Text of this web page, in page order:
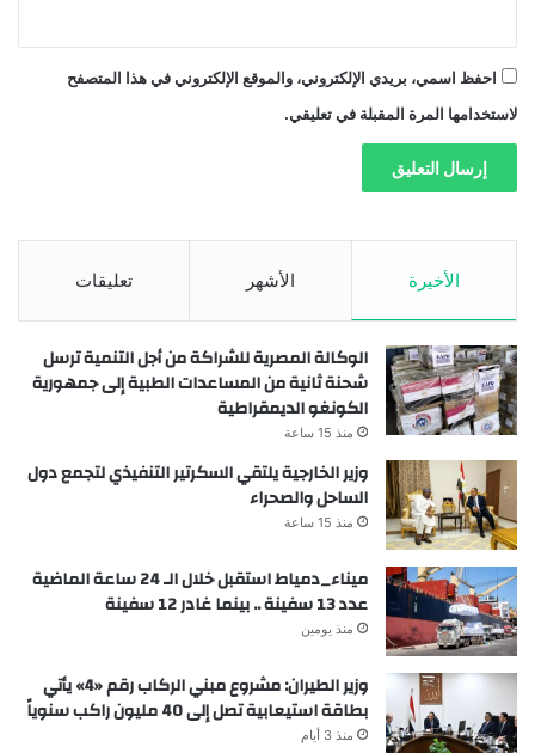
احفظ اسمي، بريدي الإلكتروني، والموقع الإلكتروني في هذا المتصفح
لاستخدامها المرة المقبلة في تعليقي.
الأخيرة الأشهر تعليقات
الوكالة المصرية للشراكة من أجل التنمية ترسل
شحنة ثانية من المساعدات الطبية إلى جمهورية
الكونغو الديمقراطية
منذ 15 ساعة
وزير الخارجية يلتقي السكرتير التنفيذي لتجمع دول
الساحل والصحراء
منذ 15 ساعة
ميناء_دمياط استقبل خلال الـ 24 ساعة الماضية
عدد 13 سفينة .. بينما غادر 12 سفينة
منذ يومين
وزير الطيران: مشروع مبني الركاب رقم «4» يأتي
بطاقة استيعابية تصل إلى 40 مليون راكب سنوياً
منذ 3 أيام